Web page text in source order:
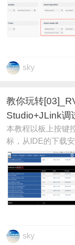
sky
教你玩转
Studio+JLink调
本教程以板上按键
标，从IDE的下载
sky